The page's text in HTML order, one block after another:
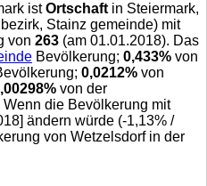
istOrtschaft in Steiermark,
Stainz gemeinde) mit
von 263 (am 01.01.2018). Das
Bevölkerung; 0,433% von
0,0212% von
% von der
Wenn die Bevölkerung mit
ändern würde (-1,13% /
von Wetzelsdorf in der